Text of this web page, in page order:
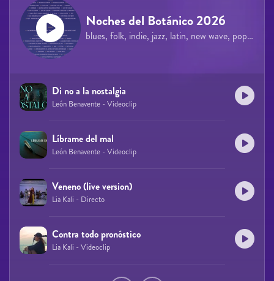
Noches del Botánico 2026
blues, folk, indie, jazz, latin, new wave, pop, rock
Di no a la nostalgia
León Benavente - Videoclip
Líbrame del mal
León Benavente - Videoclip
Veneno (live version)
Lia Kali - Directo
Contra todo pronóstico
Lia Kali - Videoclip